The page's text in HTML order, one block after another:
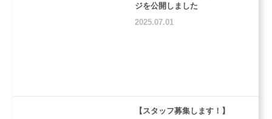
ジを公開しました
2025.07.01
【スタッフ募集します！】